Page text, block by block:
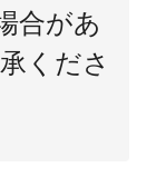
合があ
くださ